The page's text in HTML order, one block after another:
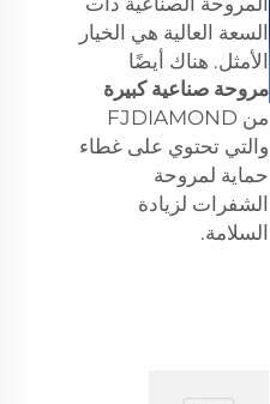
السعة العالية هي الخيار
الأمثل. هناك أيضًا
مروحة صناعية كبيرة
من FJDIAMOND
والتي تحتوي على غطاء
حماية لمروحة
الشفرات لزيادة
السلامة.